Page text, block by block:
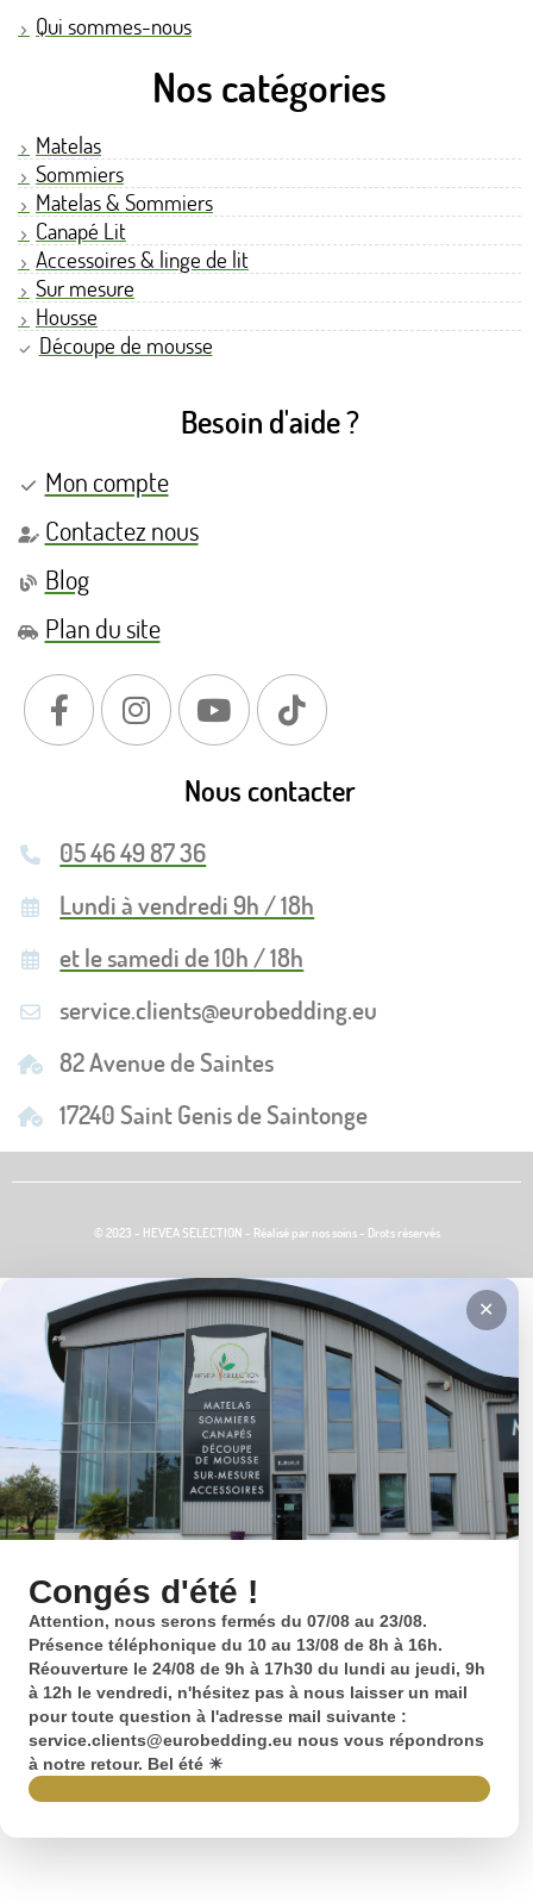
Qui sommes-nous
Nos catégories
Matelas
Sommiers
Matelas & Sommiers
Canapé Lit
Accessoires & linge de lit
Sur mesure
Housse
Découpe de mousse
Besoin d'aide ?
Mon compte
Contactez nous
Blog
Plan du site
Nous contacter
05 46 49 87 36
Lundi à vendredi 9h / 18h
et le samedi de 10h / 18h
service.clients@eurobedding.eu
82 Avenue de Saintes
17240 Saint Genis de Saintonge
© 2023 - HEVEA SELECTION - Réalisé par nos soins - Drots réservés
Congés d'été !
Attention, nous serons fermés du 07/08 au 23/08.
Présence téléphonique du 10 au 13/08 de 8h à 16h.
Réouverture le 24/08 de 9h à 17h30 du lundi au jeudi, 9h
à 12h le vendredi, n'hésitez pas à nous laisser un mail
pour toute question à l'adresse mail suivante :
service.clients@eurobedding.eu nous vous répondrons
à notre retour. Bel été ☀
✕